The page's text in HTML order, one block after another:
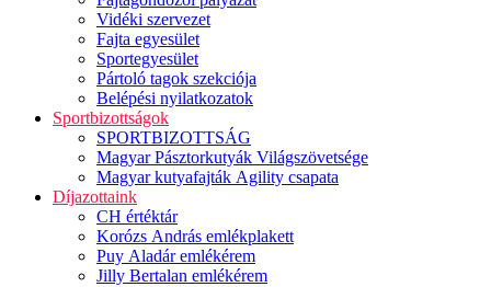
Vidéki szervezet
Fajta egyesület
Sportegyesület
Pártoló tagok szekciója
Belépési nyilatkozatok
Sportbizottságok
SPORTBIZOTTSÁG
Magyar Pásztorkutyák Világszövetsége
Magyar kutyafajták Agility csapata
Díjazottaink
CH értéktár
Korózs András emlékplakett
Puy Aladár emlékérem
Jilly Bertalan emlékérem